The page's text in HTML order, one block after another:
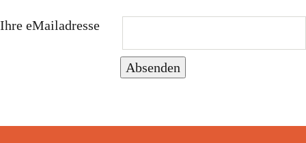
Ihre eMailadresse
Absenden